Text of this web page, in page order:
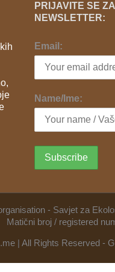
PRIJAVITE SE
NEWSLETTER:
Email:
Name/Ime:
- Savjet za
Matični broj / registered
| All Rights Reserved -